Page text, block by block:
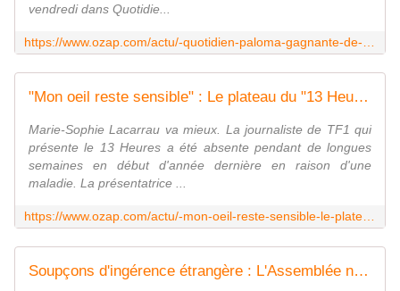
vendredi dans Quotidie...
"Mon oeil reste sensible" : Le plateau du "13 Heures" de TF1 adapté à Marie-Sophie Lacarrau après sa maladie
Marie-Sophie Lacarrau va mieux. La journaliste de TF1 qui
présente le 13 Heures a été absente pendant de longues
semaines en début d'année dernière en raison d'une
maladie. La présentatrice ...
Soupçons d'ingérence étrangère : L'Assemblée nationale étend son enquête aux médias après l'affaire M'Barki à BFMTV